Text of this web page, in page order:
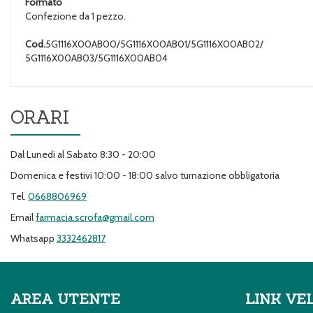
Confezione da 1 pezzo.
Cod.5G1116X00AB00/5G1116X00AB01/5G1116X00AB02/
5G1116X00AB03/5G1116X00AB04
ORARI
Dal Lunedi al Sabato 8:30 - 20:00
Domenica e festivi 10:00 - 18:00 salvo turnazione obbligatoria
Tel. 0668806969
Emailfarmacia.scrofa@gmail.com
Whatsapp 3332462817
AREA UTENTE LINK